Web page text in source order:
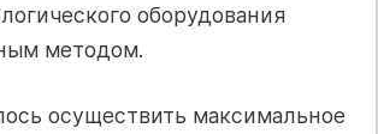
оборудования
методом.
осуществить максимальное